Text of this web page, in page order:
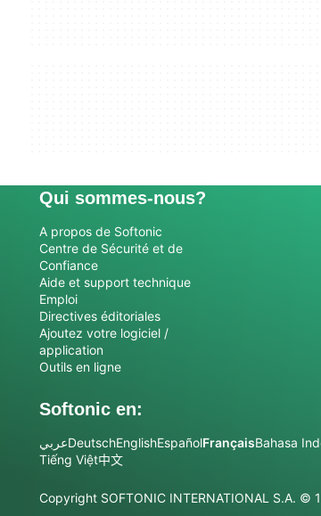
Qui sommes-nous?
A propos de Softonic
Centre de Sécurité et de
Confiance
Aide et support technique
Emploi
Directives éditoriales
Ajoutez votre logiciel /
application
Outils en ligne
Softonic en:
عربيDeutschEnglishEspañolFrançaisBahasa
Tiếng Việt中文
Copyright SOFTONIC INTERNATIONAL S.A. ©